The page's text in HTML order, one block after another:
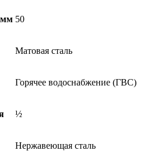
мм 50
Матовая сталь
Горячее водоснабжение (ГВС)
½
Нержавеющая сталь